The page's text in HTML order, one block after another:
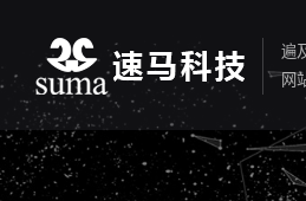
遍
网